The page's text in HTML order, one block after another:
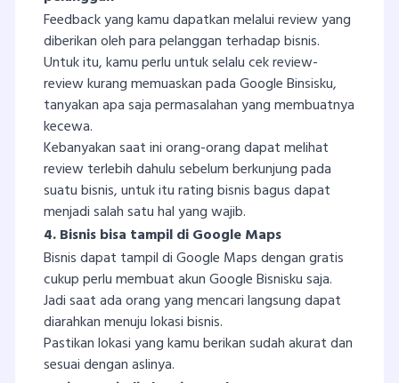
Feedback yang kamu dapatkan melalui review yang
diberikan oleh para pelanggan terhadap bisnis.
Untuk itu, kamu perlu untuk selalu cek review-
review kurang memuaskan pada Google Binsisku,
tanyakan apa saja permasalahan yang membuatnya
kecewa.
Kebanyakan saat ini orang-orang dapat melihat
review terlebih dahulu sebelum berkunjung pada
suatu bisnis, untuk itu rating bisnis bagus dapat
menjadi salah satu hal yang wajib.
4. Bisnis bisa tampil di Google Maps
Bisnis dapat tampil di Google Maps dengan gratis
cukup perlu membuat akun Google Bisnisku saja.
Jadi saat ada orang yang mencari langsung dapat
diarahkan menuju lokasi bisnis.
Pastikan lokasi yang kamu berikan sudah akurat dan
sesuai dengan aslinya.